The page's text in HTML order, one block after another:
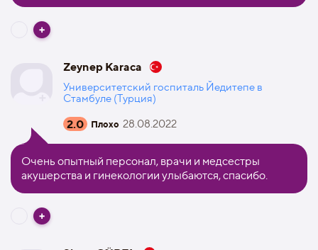
Zeynep Karaca
Университетский госпиталь Йедитепе в
Стамбуле (Турция)
2.0 Плохо 28.08.2022
Очень опытный персонал, врачи и медсестры
акушерства и гинекологии улыбаются, спасибо.